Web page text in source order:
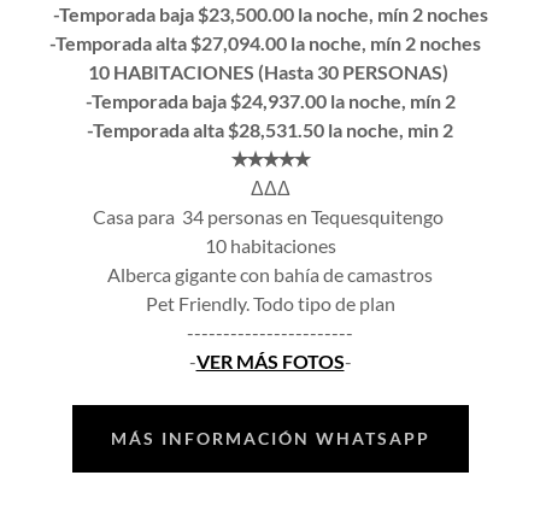
-Temporada baja $23,500.00 la noche, mín 2 noches
-Temporada alta $27,094.00 la noche, mín 2 noches
10 HABITACIONES (Hasta 30 PERSONAS)
-Temporada baja $24,937.00 la noche, mín 2
-Temporada alta $28,531.50 la noche, min 2
✭✭✭✭✭
ΔΔΔ
Casa para 34 personas en Tequesquitengo
10 habitaciones
Alberca gigante con bahía de camastros
Pet Friendly. Todo tipo de plan
-----------------------
-VER MÁS FOTOS-
MÁS INFORMACIÓN WHATSAPP